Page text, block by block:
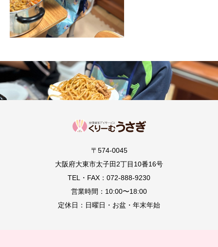
〒574-0045
大阪府大東市太子田2丁目10番16号
TEL・FAX：072-888-9230
営業時間：10:00〜18:00
定休日：日曜日・お盆・年末年始